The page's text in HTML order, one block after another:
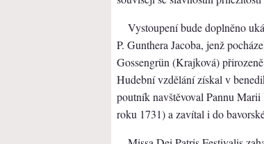
Vystoupení bude doplněno
P. Gunthera Jacoba, jenž
Gossengrün (Krajková)
Hudební vzdělání získal v
poutník navštěvoval Pannu
roku 1731) a zavítal i do